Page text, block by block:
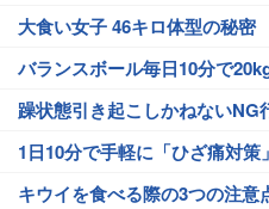
大食い女子 46キロ体型の秘密
バランスボール毎日10分で
躁状態引き起こしかねないNG
1日10分で手軽に「ひざ痛対策」
キウイを食べる際の3つの注意